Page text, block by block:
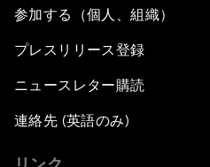
参加する（個人、組織）
プレスリリース登録
ニュースレター購読
連絡先 (英語のみ)